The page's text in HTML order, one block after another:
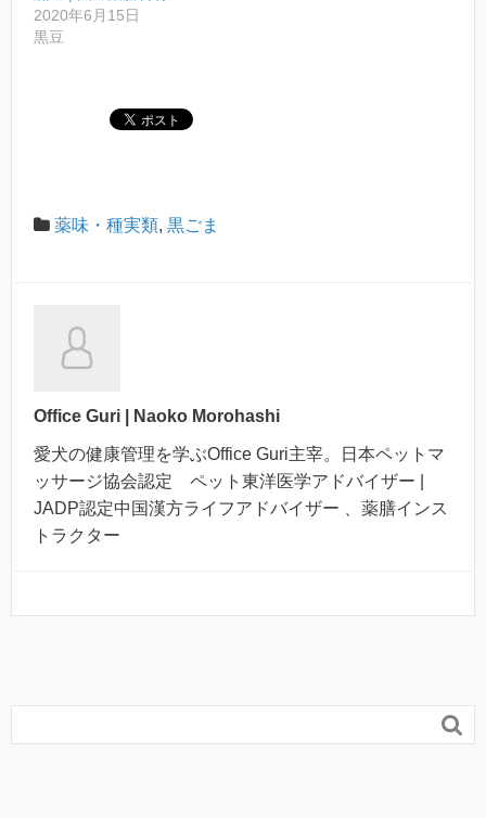
2020年6月15日
黒豆
薬味・種実類, 黒ごま
Office Guri | Naoko Morohashi
愛犬の健康管理を学ぶOffice Guri主宰。日本ペットマ
ッサージ協会認定 ペット東洋医学アドバイザー |
JADP認定中国漢方ライフアドバイザー 、薬膳インス
トラクター
